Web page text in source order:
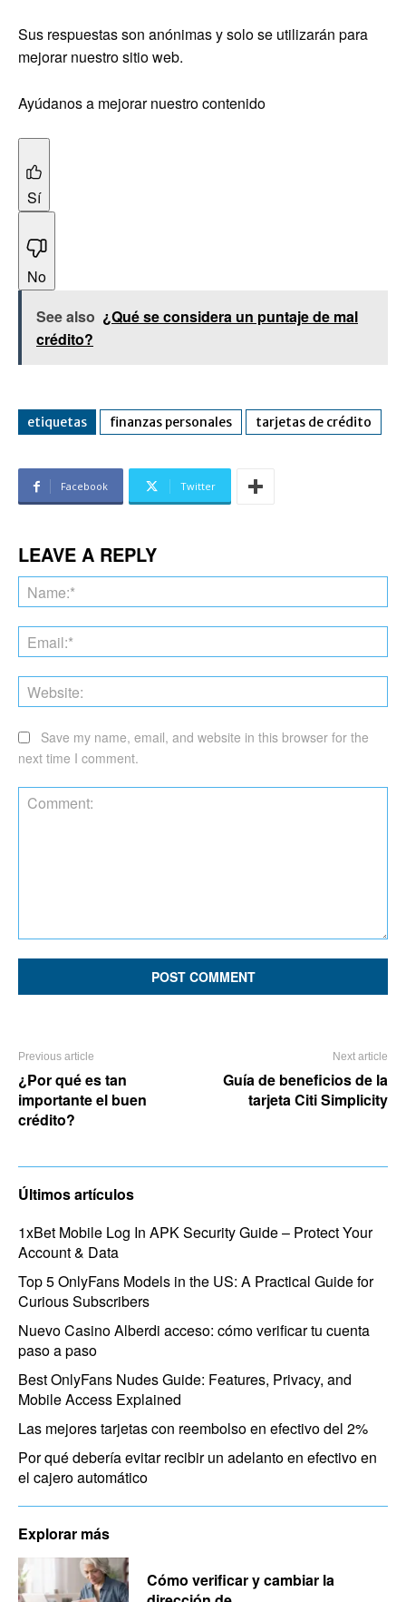
Sus respuestas son anónimas y solo se utilizarán para
mejorar nuestro sitio web.
Ayúdanos a mejorar nuestro contenido
Sí
No
See also ¿Qué se considera un puntaje de mal
crédito?
etiquetas finanzas personales tarjetas de crédito
Facebook Twitter
LEAVE A REPLY
Save my name, email, and website in this browser for the
next time I comment.
Previous article
¿Por qué es tan
importante el buen
crédito?
Next article
Guía de beneficios de la
tarjeta Citi Simplicity
Últimos artículos
1xBet Mobile Log In APK Security Guide – Protect Your
Account & Data
Top 5 OnlyFans Models in the US: A Practical Guide for
Curious Subscribers
Nuevo Casino Alberdi acceso: cómo verificar tu cuenta
paso a paso
Best OnlyFans Nudes Guide: Features, Privacy, and
Mobile Access Explained
Las mejores tarjetas con reembolso en efectivo del 2%
Por qué debería evitar recibir un adelanto en efectivo en
el cajero automático
Explorar más
Cómo verificar y cambiar la